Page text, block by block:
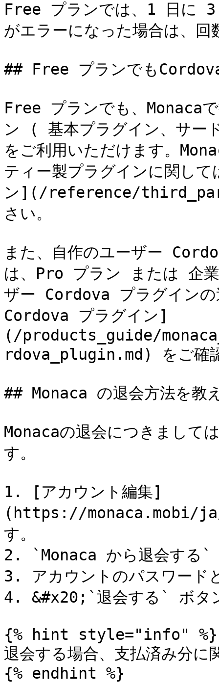
Free プランでは、1 日に 3
がエラーになった場合は、回
## Free プランでも
Free プランでも、Monaca
ン ( 基本プラグイン、サー
をご利用いただけます。
ティー製プラグインに関し
ン](/reference/
さい。
また、自作のユーザー
は、Pro プラン または 企業
ザー Cordova プラグイン
Cordova プラグイン]
(/products_guide/
rdova_plugin.md) をご確
## Monaca の退会方法を教
Monacaの退会につきまして
す。
1. [アカウント編集]
(https://monaca.mobi/
す。
2. `Monaca から退会する`
3. アカウントのパスワード
4. &#x20;`退会する` ボタ
{% hint style="info" %}
退会する場合、支払済み分に
{% endhint %}